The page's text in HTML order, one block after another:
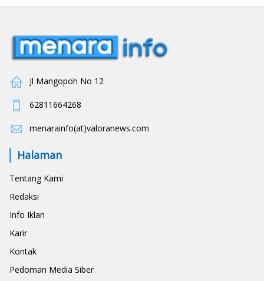
Jl Mangopoh No 12
62811664268
menarainfo(at)valoranews.com
Halaman
Tentang Kami
Redaksi
Info Iklan
Karir
Kontak
Pedoman Media Siber